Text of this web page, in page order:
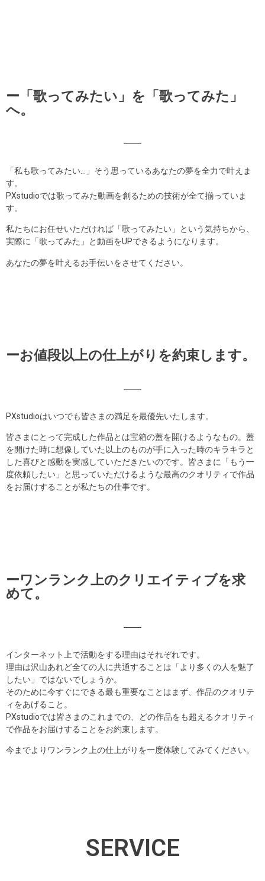
ー「歌ってみたい」を「歌ってみた」
へ。
「私も歌ってみたい…」そう思っているあなたの夢を全力で叶えま
す。
PXstudioでは歌ってみた動画を創るための技術が全て揃っていま
す。
私たちにお任せいただければ「歌ってみたい」という気持ちから、
実際に「歌ってみた」と動画をUPできるようになります。
あなたの夢を叶えるお手伝いをさせてください。
ーお値段以上の仕上がりを約束します。
PXstudioはいつでも皆さまの満足を最優先いたします。
皆さまにとって完成した作品とは宝箱の蓋を開けるようなもの。蓋
を開けた時に想像していた以上のものが手に入った時のキラキラと
した喜びと感動を実感していただきたいのです。皆さまに「もう一
度依頼したい」と思っていただけるような最高のクオリティで作品
をお届けすることが私たちの仕事です。
ーワンランク上のクリエイティブを求
めて。
インターネット上で活動をする理由はそれぞれです。
理由は沢山あれど全ての人に共通することは「より多くの人を魅了
したい」ではないでしょうか。
そのために今すぐにできる最も重要なことはまず、作品のクオリテ
ィをあげること。
PXstudioでは皆さまのこれまでの、どの作品をも超えるクオリティ
で作品をお届けすることをお約束します。
今までよりワンランク上の仕上がりを一度体験してみてください。
SERVICE